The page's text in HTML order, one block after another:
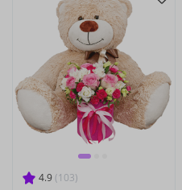
4.9 (103)